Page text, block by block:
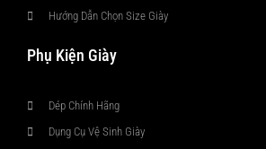
Hướng Dẫn Chọn Size Giày
Phụ Kiện Giày
Dép Chính Hãng
Dụng Cụ Vệ Sinh Giày